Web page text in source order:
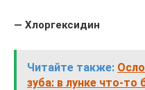
— Хлоргексидин
Читайте также:
зуба: в лунке что-то